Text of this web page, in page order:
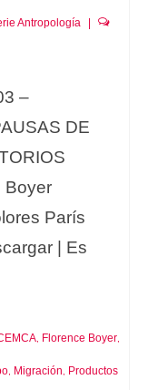
Antropología
–
DE
Boyer
París
| Es
, Florence Boyer,
, Migración, Productos